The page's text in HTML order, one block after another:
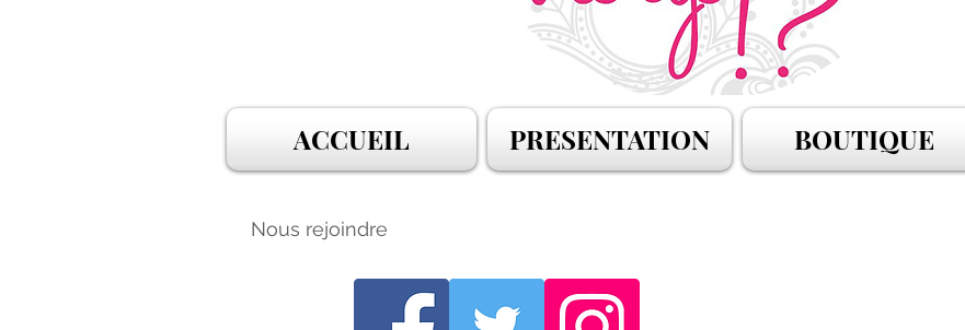
ACCUEIL PRESENTATION BOUTIQUE
Nous rejoindre